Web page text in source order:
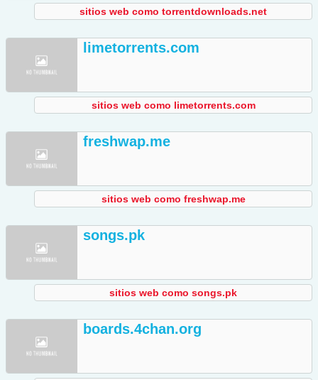
sitios web como torrentdownloads.net
limetorrents.com
sitios web como limetorrents.com
freshwap.me
sitios web como freshwap.me
songs.pk
sitios web como songs.pk
boards.4chan.org